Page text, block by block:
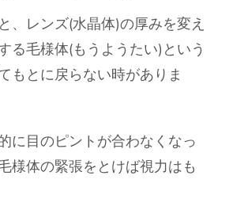
、レンズ(水晶体)の厚みを変え
る毛様体(もうようたい)という
もとに戻らない時がありま
に目のピントが合わなくなっ
様体の緊張をとけば視力はも